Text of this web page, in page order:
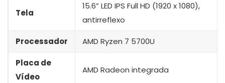
Tela
15.6” LED IPS Full HD (1920 x 1080),
antirreflexo
Processador AMD Ryzen 7 5700U
Placa de
Vídeo
AMD Radeon integrada